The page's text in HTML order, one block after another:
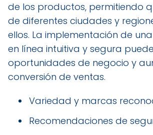
de los productos, permitiendo
de diferentes ciudades y
ellos. La implementación de
en línea intuitiva y segura
oportunidades de negocio y
conversión de ventas.
Variedad y marcas
Recomendaciones de